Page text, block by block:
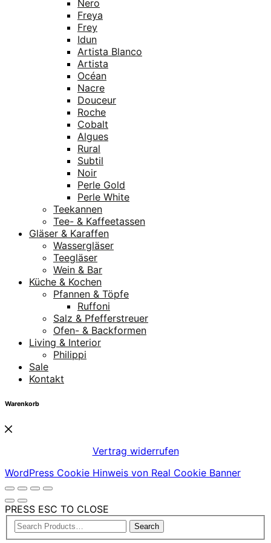
Nero
Freya
Frey
Idun
Artista Blanco
Artista
Océan
Nacre
Douceur
Roche
Cobalt
Algues
Rural
Subtil
Noir
Perle Gold
Perle White
Teekannen
Tee- & Kaffeetassen
Gläser & Karaffen
Wassergläser
Teegläser
Wein & Bar
Küche & Kochen
Pfannen & Töpfe
Ruffoni
Salz & Pfefferstreuer
Ofen- & Backformen
Living & Interior
Philippi
Sale
Kontakt
Warenkorb
Vertrag widerrufen
WordPress Cookie Hinweis von Real Cookie Banner
PRESS ESC TO CLOSE
Search